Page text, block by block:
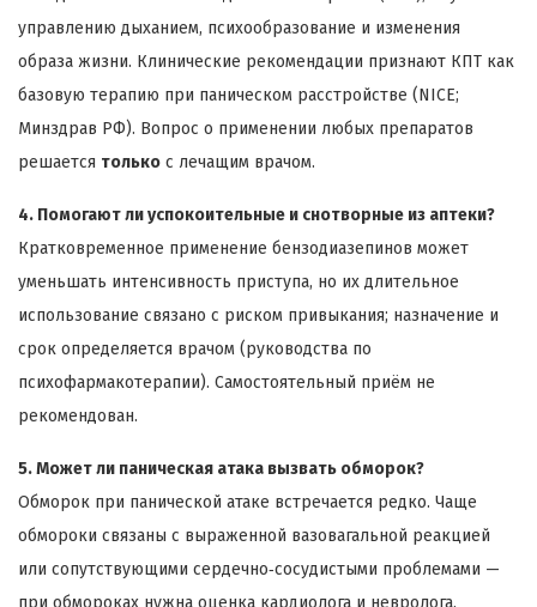
управлению дыханием, психообразование и изменения
образа жизни. Клинические рекомендации признают КПТ как
базовую терапию при паническом расстройстве (NICE;
Минздрав РФ). Вопрос о применении любых препаратов
решается только с лечащим врачом.
4. Помогают ли успокоительные и снотворные из аптеки?
Кратковременное применение бензодиазепинов может
уменьшать интенсивность приступа, но их длительное
использование связано с риском привыкания; назначение и
срок определяется врачом (руководства по
психофармакотерапии). Самостоятельный приём не
рекомендован.
5. Может ли паническая атака вызвать обморок?
Обморок при панической атаке встречается редко. Чаще
обмороки связаны с выраженной вазовагальной реакцией
или сопутствующими сердечно‑сосудистыми проблемами —
при обмороках нужна оценка кардиолога и невролога.